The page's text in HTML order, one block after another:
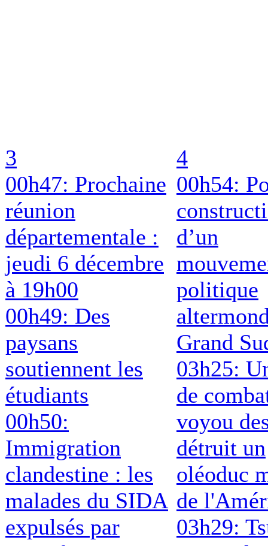
3
00h47: Prochaine
réunion
départementale :
jeudi 6 décembre
à 19h00
00h49: Des
paysans
soutiennent les
étudiants
00h50:
Immigration
clandestine : les
malades du SIDA
expulsés par
4
00h54:
d’un
politique
Grand
03h25:
de
voyou
détruit un
oléoduc
de
03h29: